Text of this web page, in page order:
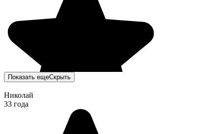
Показать ещеСкрыть
Николай
33 года